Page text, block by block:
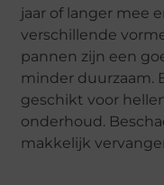
jaar of langer mee
verschillende
pannen zijn een
minder duurzaam.
geschikt voor
onderhoud.
makkelijk